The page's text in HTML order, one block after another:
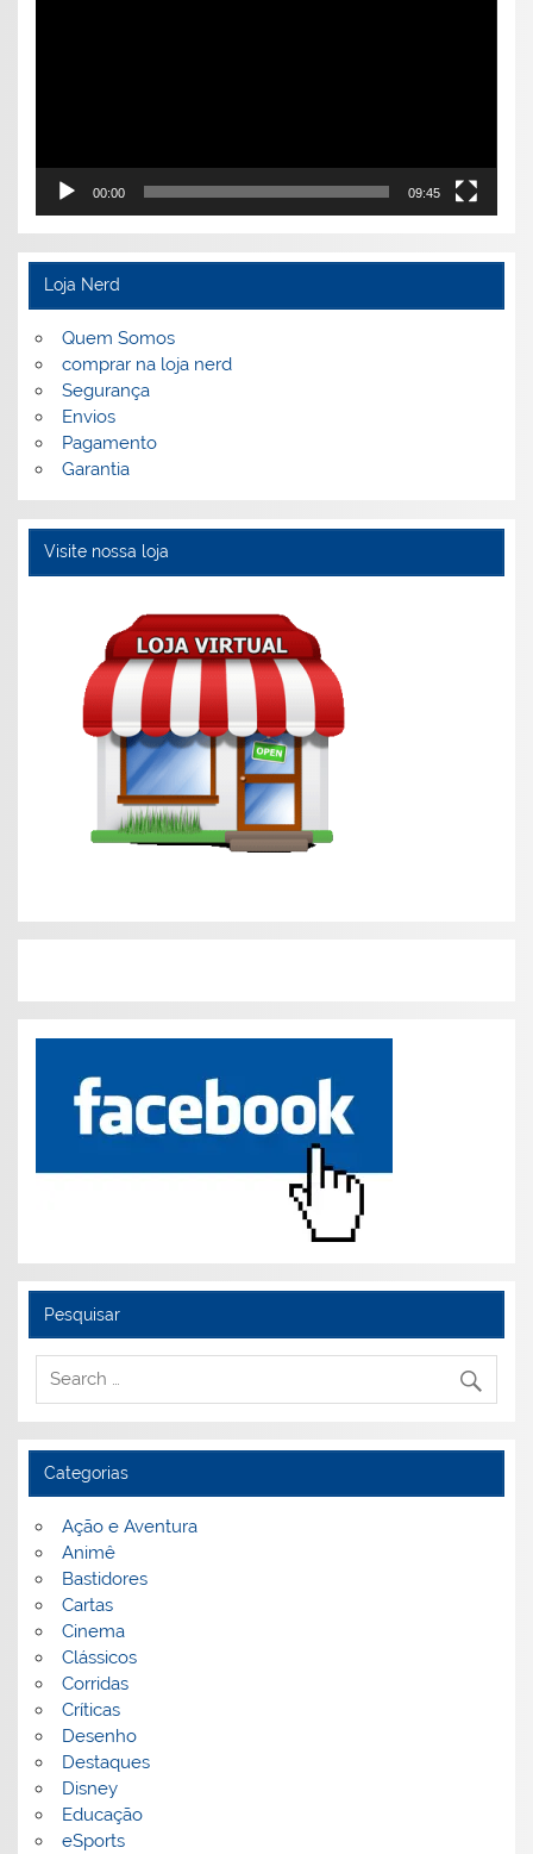
00:00 09:45
Loja Nerd
Quem Somos
comprar na loja nerd
Segurança
Envios
Pagamento
Garantia
Visite nossa loja
Pesquisar
Categorias
Ação e Aventura
Animê
Bastidores
Cartas
Cinema
Clássicos
Corridas
Críticas
Desenho
Destaques
Disney
Educação
eSports